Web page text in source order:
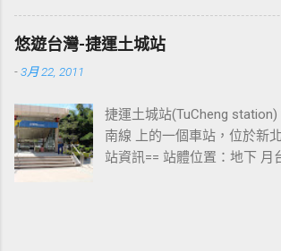
等候的標的物，也是是最容
運西門站六號出口&西門町商
站 ] - [ 龍山寺站 ] - [ 西門站 ]
善導寺站 ] - [ 忠孝新生站 ] - [
忠孝敦化站 ] - [ 國父紀念館
悠遊台灣-捷運土城站
-3月 22, 2011
捷運土城站(TuCheng
南線 上的一個車站，位於新
站資訊== 站體位置：地下 月
站 ] ---->往 板橋站 、 台北